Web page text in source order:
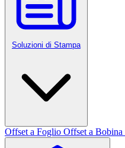
Soluzioni di Stampa
Offset a Foglio Offset a Bobina